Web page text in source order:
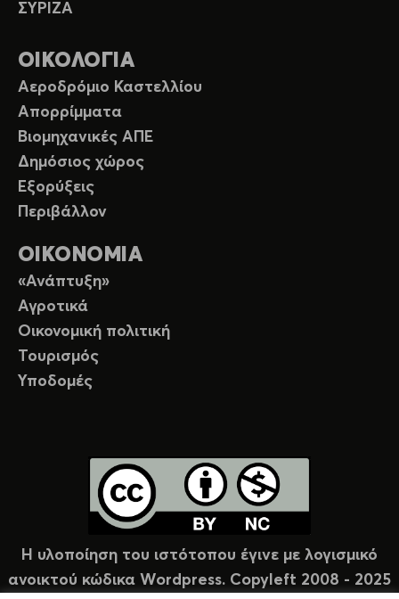
ΣΥΡΙΖΑ
ΟΙΚΟΛΟΓΙΑ
Αεροδρόμιο Καστελλίου
Απορρίμματα
Βιομηχανικές ΑΠΕ
Δημόσιος χώρος
Εξορύξεις
Περιβάλλον
ΟΙΚΟΝΟΜΙΑ
«Ανάπτυξη»
Αγροτικά
Οικονομική πολιτική
Τουρισμός
Υποδομές
Η υλοποίηση του ιστότοπου έγινε με λογισμικό
ανοικτού κώδικα Wordpress. Copyleft 2008 - 2025